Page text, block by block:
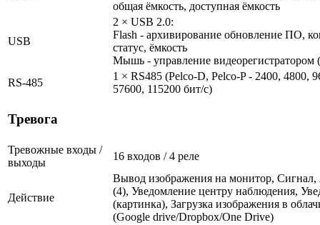
общая ёмкость, доступная ёмкость
USB
2 × USB 2.0:
Flash - архивирование обновление ПО,
статус, ёмкость
Мышь - управление видеорегистратором
RS-485
1 × RS485 (Pelco-D, Pelco-P - 2400, 4800,
57600, 115200 бит/с)
Тревога
Тревожные входы /
выходы
16 входов / 4 реле
Действие
Вывод изображения на монитор, Сигнал,
(4), Уведомление центру наблюдения,
(картинка), Загрузка изображения в
(Google drive/Dropbox/One Drive)